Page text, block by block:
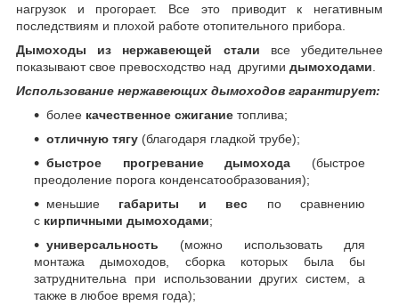
нагрузок и прогорает. Все это приводит к негативным
последствиям и плохой работе отопительного прибора.
Дымоходы из нержавеющей стали все убедительнее
показывают свое превосходство над другими дымоходами
Использование нержавеющих дымоходов гарантирует:
более качественное сжигание топлива;
отличную тягу (благодаря гладкой трубе);
быстрое прогревание дымохода (быстрое
преодоление порога конденсатообразования);
меньшие габариты и вес по сравнению
с кирпичными дымоходами;
универсальность (можно использовать для
монтажа дымоходов, сборка которых была бы
затруднительна при использовании других систем, а
также в любое время года);